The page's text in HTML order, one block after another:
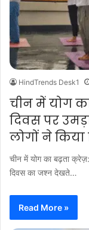
HindTrends Desk1
चीन में योग
दिवस पर
लोगों ने किया
चीन में योग का बढ़ता
दिवस का जश्न देखते…
Read More »